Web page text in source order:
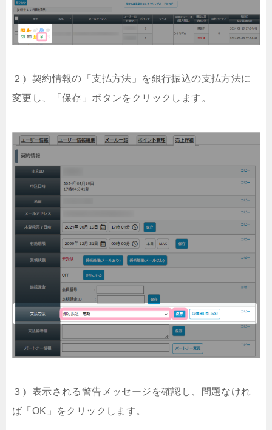
２）契約情報の「支払方法」を銀行振込の支払方法に
変更し、「保存」ボタンをクリックします。
３）表示される警告メッセージを確認し、問題なけれ
ば「OK」をクリックします。